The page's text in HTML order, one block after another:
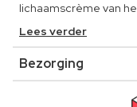
lichaamscrème van
Lees verder
Bezorging